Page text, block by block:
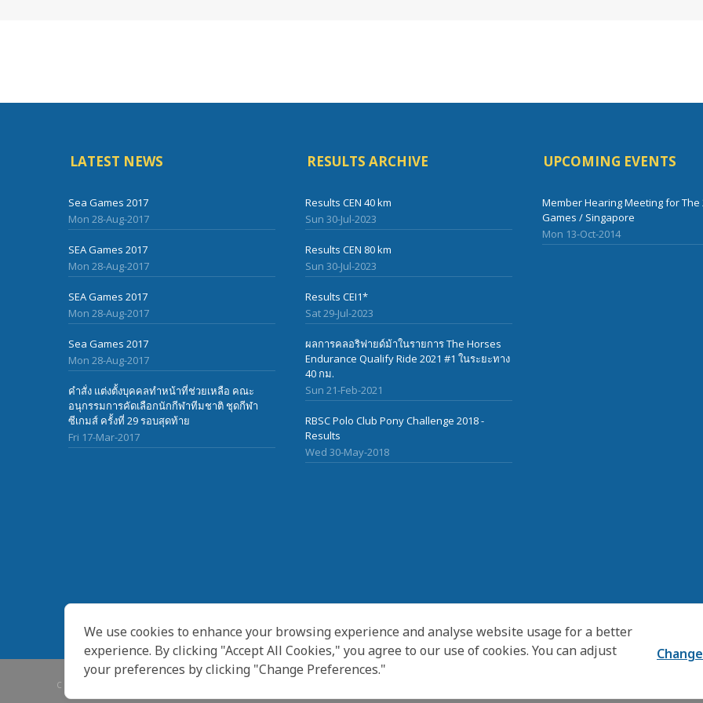
LATEST NEWS
Sea Games 2017
Mon 28-Aug-2017
SEA Games 2017
Mon 28-Aug-2017
SEA Games 2017
Mon 28-Aug-2017
Sea Games 2017
Mon 28-Aug-2017
คำสั่ง แต่งตั้งบุคคลทำหน้าที่ช่วยเหลือ คณะ
อนุกรรมการคัดเลือกนักกีฬาทีมชาติ ชุดกีฬา
ซีเกมส์ ครั้งที่ 29 รอบสุดท้าย
Fri 17-Mar-2017
RESULTS ARCHIVE
Results CEN 40 km
Sun 30-Jul-2023
Results CEN 80 km
Sun 30-Jul-2023
Results CEI1*
Sat 29-Jul-2023
ผลการคลอริฟายด์ม้าในรายการ The Horses
Endurance Qualify Ride 2021 #1 ในระยะทาง
40 กม.
Sun 21-Feb-2021
RBSC Polo Club Pony Challenge 2018 -
Results
Wed 30-May-2018
UPCOMING EVENTS
Member Hearing Meeting for The
Games / Singapore
Mon 13-Oct-2014
COPYRIGHT © 2007-2020 THAILAND EQUESTRIAN FEDERATION. ALL RIGHTS RESERVED.
We use cookies to enhance your browsing experience and analyse website usage for a better
experience. By clicking "Accept All Cookies," you agree to our use of cookies. You can adjust
your preferences by clicking "Change Preferences."